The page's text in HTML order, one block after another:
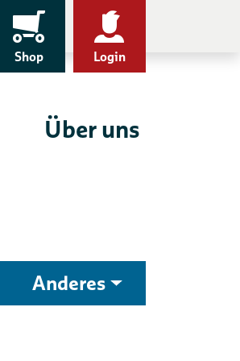
Shop Login
Über uns
Anderes